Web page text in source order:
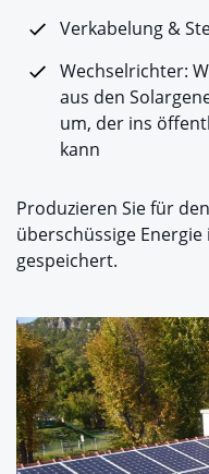
Verkabelung &
Wechselrichter:
aus den
um, der ins
kann
Produzieren Sie für
überschüssige
gespeichert.